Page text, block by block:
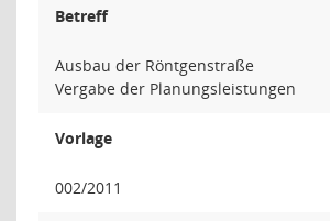
Betreff
Ausbau der Röntgenstraße
Vergabe der Planungsleistungen
Vorlage
002/2011